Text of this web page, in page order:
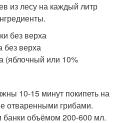
из лесу на каждый литр
без верха
без верха
(яблочный или 10%
10-15 минут покипеть на
отваренными грибами.
объёмом 200-600 мл.